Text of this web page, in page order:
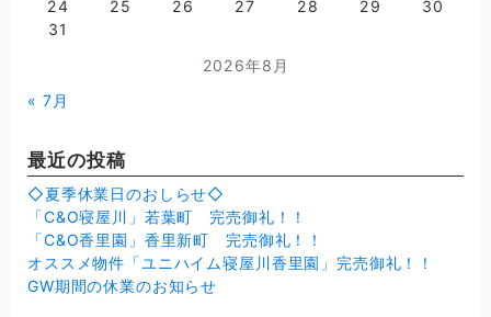
2026年8月
24
25 26 27 28 29
30
31
« 7月
最近の投稿
◇夏季休業日のおしらせ◇
「C&O寝屋川」若葉町 完売御礼！！
「C&O香里園」香里新町 完売御礼！！
オススメ物件「ユニハイム寝屋川香里園」完売御礼！！
GW期間の休業のお知らせ